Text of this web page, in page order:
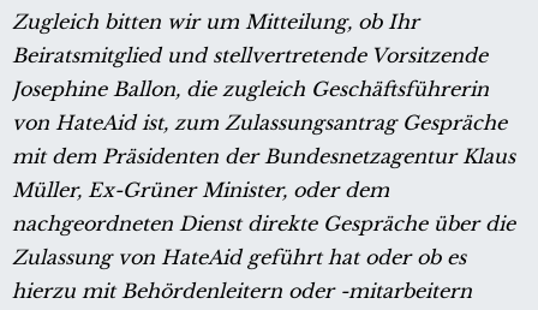
Zugleich bitten wir um Mitteilung, ob Ihr
Beiratsmitglied und stellvertretende Vorsitzende
Josephine Ballon, die zugleich Geschäftsführerin
von HateAid ist, zum Zulassungsantrag Gespräche
mit dem Präsidenten der Bundesnetzagentur Klaus
Müller, Ex-Grüner Minister, oder dem
nachgeordneten Dienst direkte Gespräche über die
Zulassung von HateAid geführt hat oder ob es
hierzu mit Behördenleitern oder -mitarbeitern